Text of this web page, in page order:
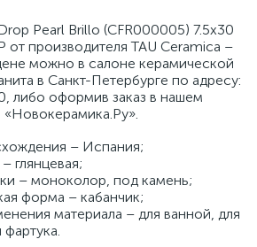
Pearl Brillo (CFR000005) 7.5x30
от производителя TAU Ceramica –
можно в салоне керамической
в Санкт-Петербурге по адресу:
либо оформив заказ в нашем
«Новокерамика.Ру».
– Испания;
глянцевая;
– моноколор, под камень;
форма – кабанчик;
материала – для ванной, для
фартука.